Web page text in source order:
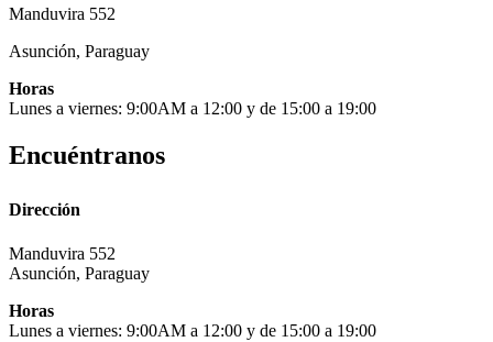
Manduvira 552
Asunción, Paraguay
Horas
Lunes a viernes: 9:00AM a 12:00 y de 15:00 a 19:00
Encuéntranos
Dirección
Manduvira 552
Asunción, Paraguay
Horas
Lunes a viernes: 9:00AM a 12:00 y de 15:00 a 19:00